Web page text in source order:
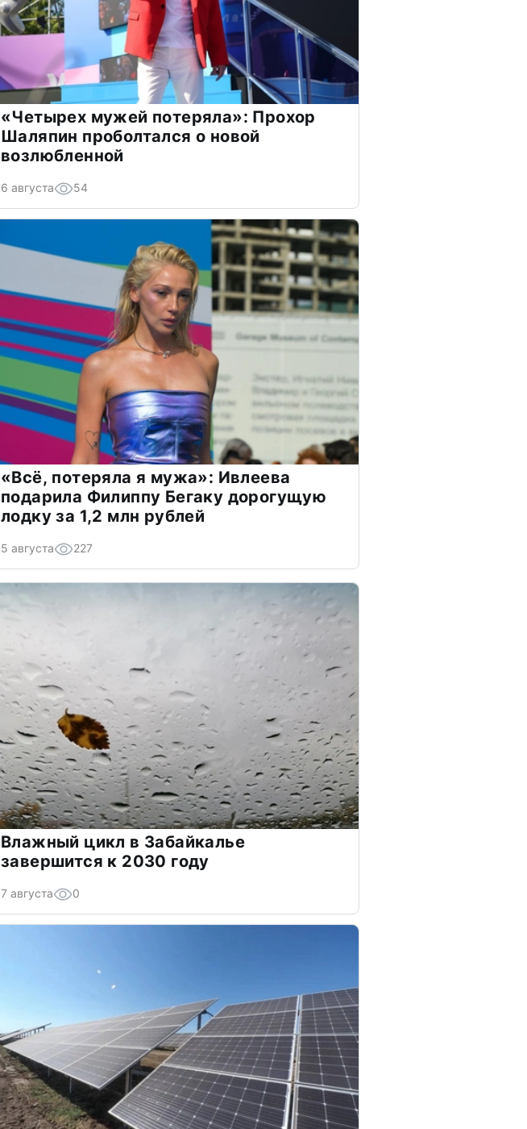
«Четырех мужей потеряла»: Прохор
Шаляпин проболтался о новой
возлюбленной
6 августа 54
«Всё, потеряла я мужа»: Ивлеева
подарила Филиппу Бегаку дорогущую
лодку за 1,2 млн рублей
5 августа 227
Влажный цикл в Забайкалье
завершится к 2030 году
7 августа 0